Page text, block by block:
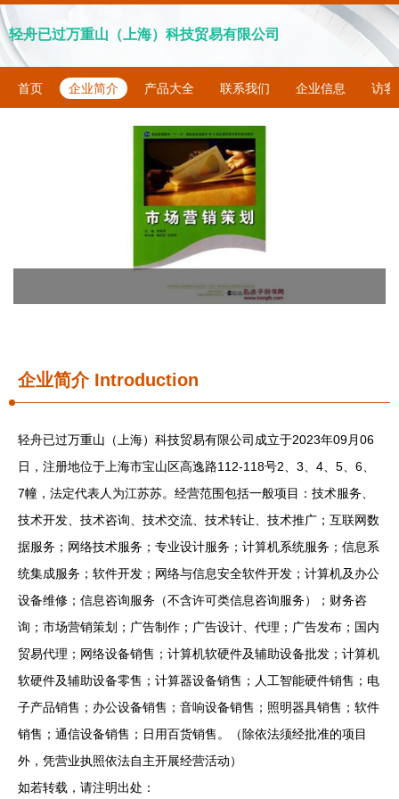
轻舟已过万重山（上海）科技贸易有限公司
首页 企业简介 产品大全 联系我们 企业信息 访客
企业简介 Introduction
轻舟已过万重山（上海）科技贸易有限公司成立于2023年09月06
日，注册地位于上海市宝山区高逸路112-118号2、3、4、5、6、
7幢，法定代表人为江苏苏。经营范围包括一般项目：技术服务、
技术开发、技术咨询、技术交流、技术转让、技术推广；互联网数
据服务；网络技术服务；专业设计服务；计算机系统服务；信息系
统集成服务；软件开发；网络与信息安全软件开发；计算机及办公
设备维修；信息咨询服务（不含许可类信息咨询服务）；财务咨
询；市场营销策划；广告制作；广告设计、代理；广告发布；国内
贸易代理；网络设备销售；计算机软硬件及辅助设备批发；计算机
软硬件及辅助设备零售；计算器设备销售；人工智能硬件销售；电
子产品销售；办公设备销售；音响设备销售；照明器具销售；软件
销售；通信设备销售；日用百货销售。（除依法须经批准的项目
外，凭营业执照依法自主开展经营活动）
如若转载，请注明出处：